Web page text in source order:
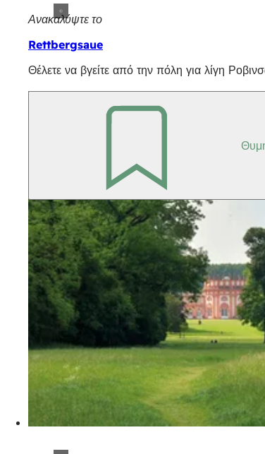
Ανακαλύψτε το
Rettbergsaue
Θέλετε να βγείτε από την πόλη για λίγη